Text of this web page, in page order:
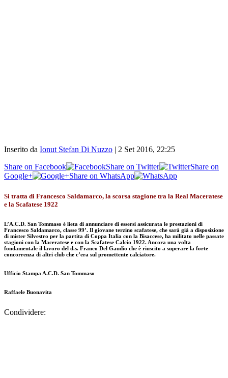
Inserito da Ionut Stefan Di Nuzzo | 2 Set 2016, 22:25
Share on Facebook
Share on Twitter
Share on
Google+
Share on WhatsApp
Si tratta di Francesco Saldamarco, la scorsa stagione tra la Real Maceratese
e la Scafatese 1922
L’A.C.D. San Tommaso è lieta di annunciare di essersi assicurata le prestazioni di
Francesco Saldamarco, classe 99’. Il giovane terzino scafatese, che sarà già a disposizione
di mister Silvestro per la partita di Coppa Italia con la Bisaccese, ha militato nelle passate
stagioni con la Maceratese e con la Scafatese Calcio 1922. Ancora una volta
fondamentale il lavoro del d.s. Franco Del Gaudio che è riuscito a superare la forte
concorrenza di altri club che c’era sul promettente calciatore.
Ufficio Stampa A.C.D. San Tommaso
Raffaele Buonavita
Condividere: